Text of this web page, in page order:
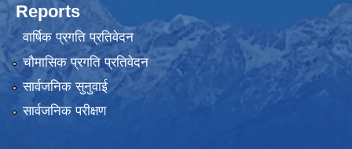
Reports
वार्षिक प्रगति प्रतिवेदन
चौमासिक प्रगति प्रतिवेदन
सार्वजनिक सुनुवाई
सार्वजनिक परीक्षण